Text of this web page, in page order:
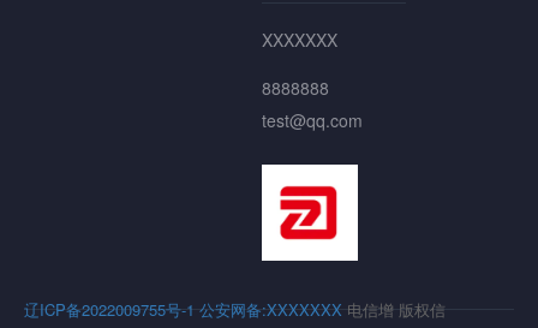
XXXXXXX
8888888
test@qq.com
辽ICP备2022009755号-1 公安网备:XXXXXXX 电信增 版权信